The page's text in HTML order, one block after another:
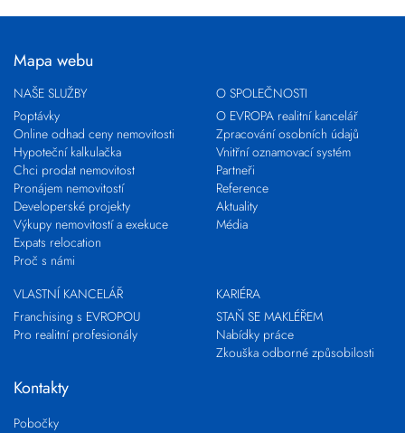
Mapa webu
NAŠE SLUŽBY
Poptávky
Online odhad ceny nemovitosti
Hypoteční kalkulačka
Chci prodat nemovitost
Pronájem nemovitostí
Developerské projekty
Výkupy nemovitostí a exekuce
Expats relocation
Proč s námi
O SPOLEČNOSTI
O EVROPA realitní kancelář
Zpracování osobních údajů
Vnitřní oznamovací systém
Partneři
Reference
Aktuality
Média
VLASTNÍ KANCELÁŘ
Franchising s EVROPOU
Pro realitní profesionály
KARIÉRA
STAŇ SE MAKLÉŘEM
Nabídky práce
Zkouška odborné způsobilosti
Kontakty
Pobočky